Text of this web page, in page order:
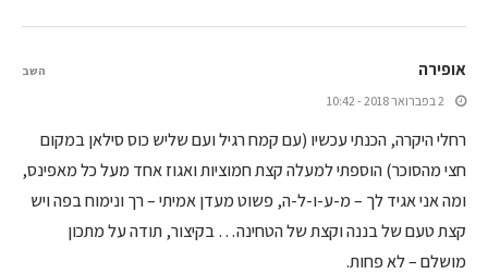
אופירה
2 בפברואר 2018 - 10:42
רחלי היקרה, הכנתי עכשיו (עם קמח רגיל ועם שליש כוס סילאן במקום
חצי מהסוכר) הוספתי למעלה קצת חמוציות ואגוז אחד מעל כל מאפינס,
ומה אני אגיד לך – מ-ע-ו-ל-ה, פשוט מעדן אמיתי – רך ונימוח בפה ויש
קצת טעם של בננה וקצת של הטחינה… בקיצור, תודה על מתכון
מושלם – לא פחות.
השב